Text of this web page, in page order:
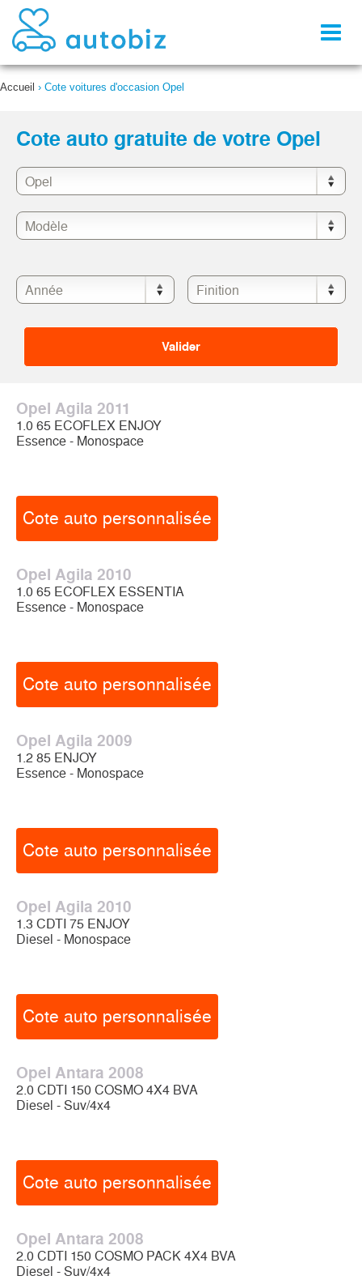
Accueil › Cote voitures d'occasion Opel
Cote auto gratuite de votre Opel
Opel Agila 2011
1.0 65 ECOFLEX ENJOY
Essence - Monospace
Cote auto personnalisée
Opel Agila 2010
1.0 65 ECOFLEX ESSENTIA
Essence - Monospace
Cote auto personnalisée
Opel Agila 2009
1.2 85 ENJOY
Essence - Monospace
Cote auto personnalisée
Opel Agila 2010
1.3 CDTI 75 ENJOY
Diesel - Monospace
Cote auto personnalisée
Opel Antara 2008
2.0 CDTI 150 COSMO 4X4 BVA
Diesel - Suv/4x4
Cote auto personnalisée
Opel Antara 2008
2.0 CDTI 150 COSMO PACK 4X4 BVA
Diesel - Suv/4x4